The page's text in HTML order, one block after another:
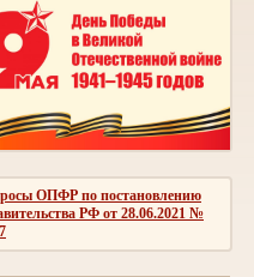
ОПФР по постановлению
РФ от 28.06.2021 №